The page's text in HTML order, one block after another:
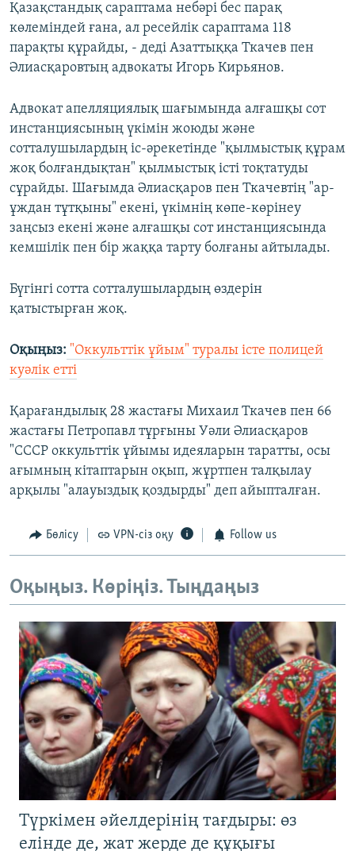
Қазақстандық сараптама небәрі бес парақ
көлеміндей ғана, ал ресейлік сараптама 118
парақты құрайды, - деді Азаттыққа Ткачев пен
Әлиасқаровтың адвокаты Игорь Кирьянов.
Адвокат апелляциялық шағымында алғашқы сот
инстанциясының үкімін жоюды және
сотталушылардың іс-әрекетінде "қылмыстық құрам
жоқ болғандықтан" қылмыстық істі тоқтатуды
сұрайды. Шағымда Әлиасқаров пен Ткачевтің "ар-
ұждан тұтқыны" екені, үкімнің көпе-көрінеу
заңсыз екені және алғашқы сот инстанциясында
кемшілік пен бір жаққа тарту болғаны айтылады.
Бүгінгі сотта сотталушылардың өздерін
қатыстырған жоқ.
Оқыңыз: "Оккульттік ұйым" туралы істе полицей
куәлік етті
Қарағандылық 28 жастағы Михаил Ткачев пен 66
жастағы Петропавл тұрғыны Уәли Әлиасқаров
"СССР оккульттік ұйымы идеяларын таратты, осы
ағымның кітаптарын оқып, жұртпен талқылау
арқылы "алауыздық қоздырды" деп айыпталған.
Бөлісу VPN-сіз оқу Follow us
Оқыңыз. Көріңіз. Тыңдаңыз
Түркімен әйелдерінің тағдыры: өз
елінде де, жат жерде де құқығы